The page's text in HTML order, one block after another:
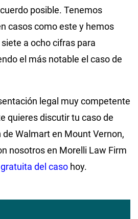
posible. Tenemos
casos como este y hemos
a ocho cifras para
el más notable el caso de
legal muy competente
quieres discutir tu caso de
Walmart en Mount Vernon,
nosotros en Morelli Law Firm
del caso hoy.